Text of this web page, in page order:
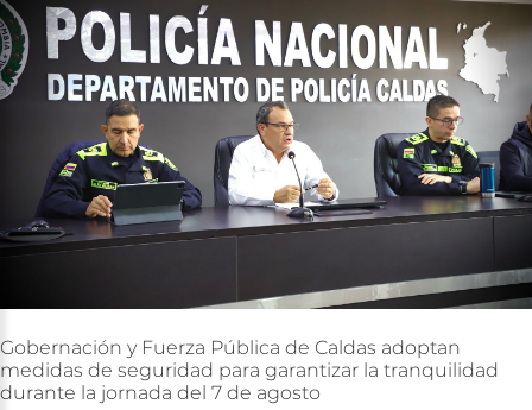
Gobernación y Fuerza Pública de Caldas adoptan
medidas de seguridad para garantizar la tranquilidad
durante la jornada del 7 de agosto